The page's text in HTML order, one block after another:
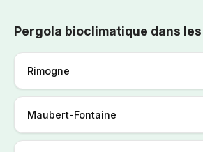
Pergola bioclimatique dans
Rimogne
Maubert-Fontaine